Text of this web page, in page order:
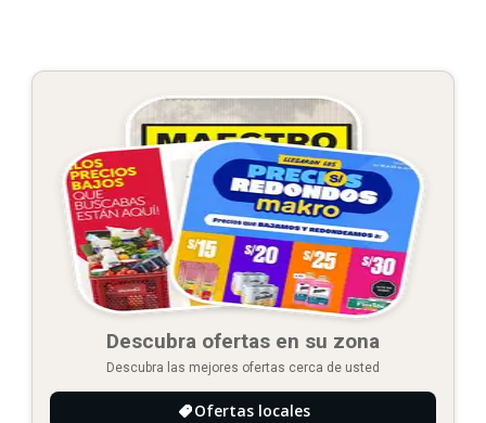
Descubra ofertas en su zona
Descubra las mejores ofertas cerca de usted
Ofertas locales